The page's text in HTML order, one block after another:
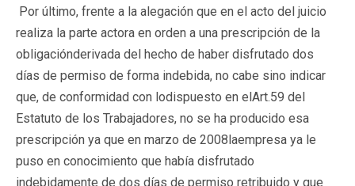
Por último, frente a la alegación que en el acto del juicio
realiza la parte actora en orden a una prescripción de la
obligaciónderivada del hecho de haber disfrutado dos
días de permiso de forma indebida, no cabe sino indicar
que, de conformidad con lodispuesto en elArt.59 del
Estatuto de los Trabajadores, no se ha producido esa
prescripción ya que en marzo de 2008laempresa ya le
puso en conocimiento que había disfrutado
indebidamente de dos días de permiso retribuido y que